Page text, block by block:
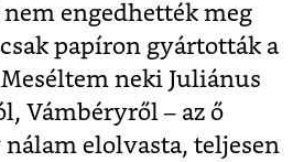
engedhették meg
papíron gyártották a
neki Juliánus
Vámbéryről – az ő
elolvasta, teljesen